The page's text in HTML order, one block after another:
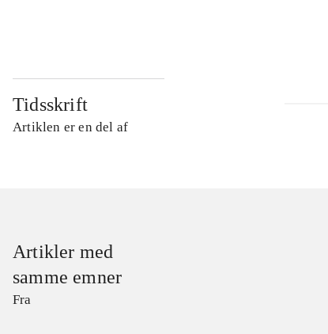
Tidsskrift
Artiklen er en del af
Artikler med
samme emner
Fra